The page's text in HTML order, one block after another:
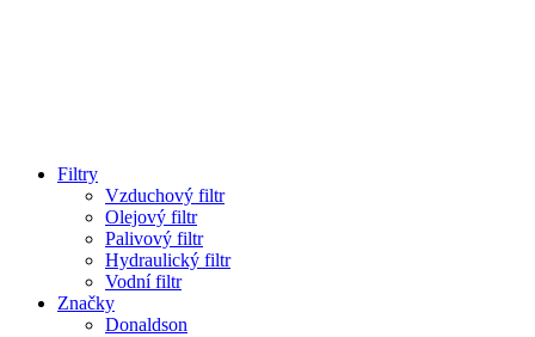
Filtry
Vzduchový filtr
Olejový filtr
Palivový filtr
Hydraulický filtr
Vodní filtr
Značky
Donaldson